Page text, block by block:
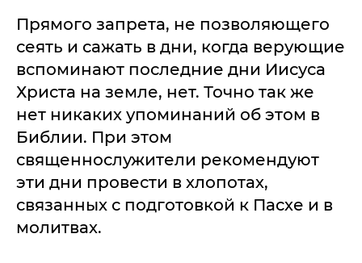
Прямого запрета, не позволяющего
сеять и сажать в дни, когда верующие
вспоминают последние дни Иисуса
Христа на земле, нет. Точно так же
нет никаких упоминаний об этом в
Библии. При этом
священнослужители рекомендуют
эти дни провести в хлопотах,
связанных с подготовкой к Пасхе и в
молитвах.